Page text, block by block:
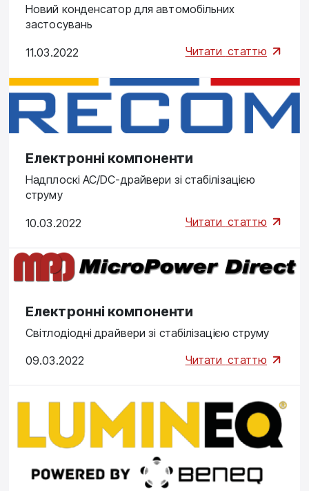
Новий конденсатор для автомобільних
застосувань
11.03.2022 Читати статтю
Електронні компоненти
Надплоскі AC/DC-драйвери зі стабілізацією
струму
10.03.2022 Читати статтю
Електронні компоненти
Світлодіодні драйвери зі стабілізацією струму
09.03.2022 Читати статтю